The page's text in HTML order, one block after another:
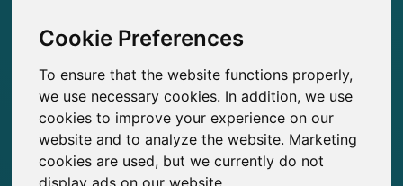
Cookie Preferences
To ensure that the website functions properly,
we use necessary cookies. In addition, we use
cookies to improve your experience on our
website and to analyze the website. Marketing
cookies are used, but we currently do not
0
SurveyCircle
0
SurveyCircle
0
SurveyCircle
Explorer la recherche
FAQ
S'inscrire gratuitement
S'inscrire